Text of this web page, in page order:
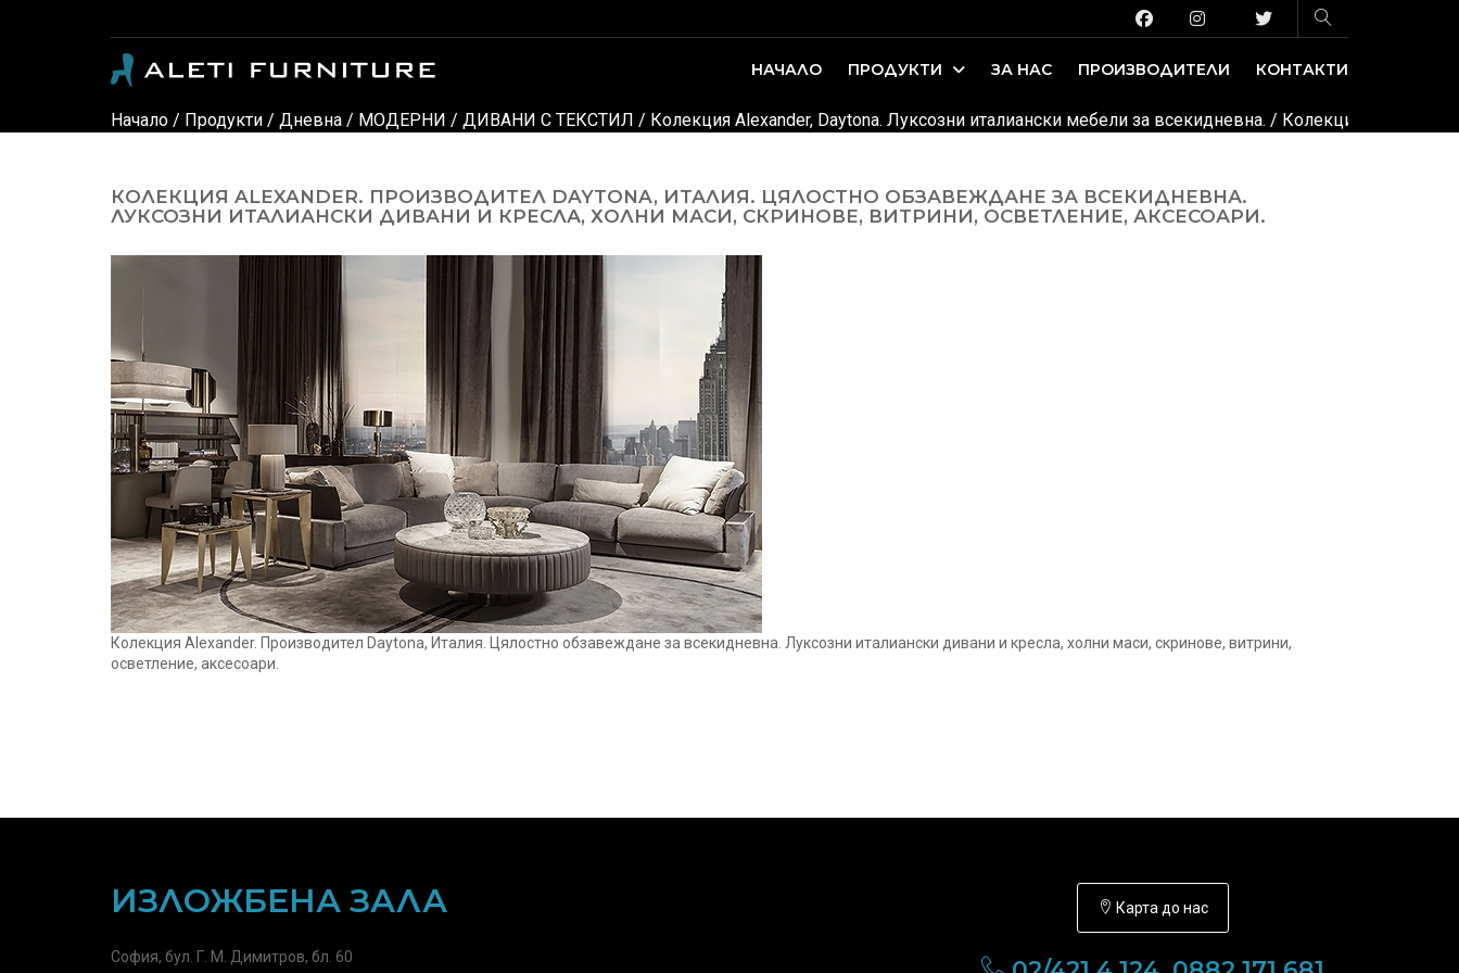
НАЧАЛО ПРОДУКТИ ЗА НАС ПРОИЗВОДИТЕЛИ КОНТАКТИ
Начало / Продукти / Дневна / МОДЕРНИ / ДИВАНИ С ТЕКСТИЛ / Колекция Alexander, Daytona. Луксозни италиански мебели за всекидневна. / Колекция Alexander.
КОЛЕКЦИЯ ALEXANDER. ПРОИЗВОДИТЕЛ DAYTONA, ИТАЛИЯ. ЦЯЛОСТНО ОБЗАВЕЖДАНЕ ЗА ВСЕКИДНЕВНА.
ЛУКСОЗНИ ИТАЛИАНСКИ ДИВАНИ И КРЕСЛА, ХОЛНИ МАСИ, СКРИНОВЕ, ВИТРИНИ, ОСВЕТЛЕНИЕ, АКСЕСОАРИ.
Колекция Alexander. Производител Daytona, Италия. Цялостно обзавеждане за всекидневна. Луксозни италиански дивани и кресла, холни маси, скринове, витрини,
осветление, аксесоари.
ИЗЛОЖБЕНА ЗАЛА
София, бул. Г. М. Димитров, бл. 60
Карта до нас